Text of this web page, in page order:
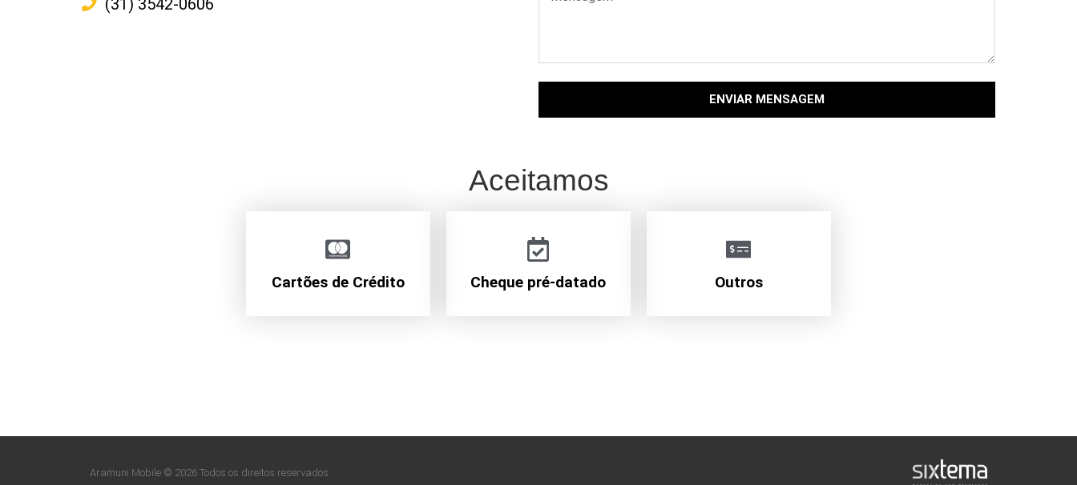
(31) 3542-0606
ENVIAR MENSAGEM
Aceitamos
Cartões de Crédito Cheque pré-datado Outros
Aramuni Mobile © 2026 Todos os direitos reservados